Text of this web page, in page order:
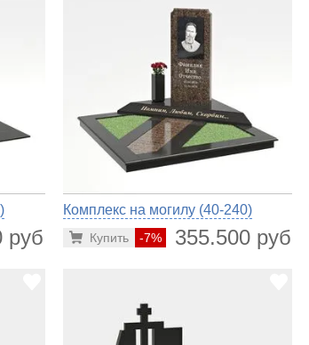
Комплекс на могилу (40-240)
-7% 355.500 руб.
Купить